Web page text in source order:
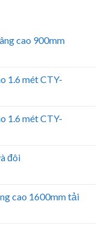
cao 900mm
1.6 mét CTY-
1.6 mét CTY-
đôi
cao 1600mm tải